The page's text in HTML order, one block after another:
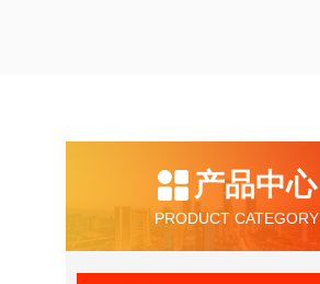
产品中心
PRODUCT CATEGORY